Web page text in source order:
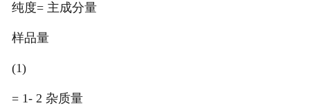
纯度= 主成分量
样品量
(1)
= 1- 2 杂质量